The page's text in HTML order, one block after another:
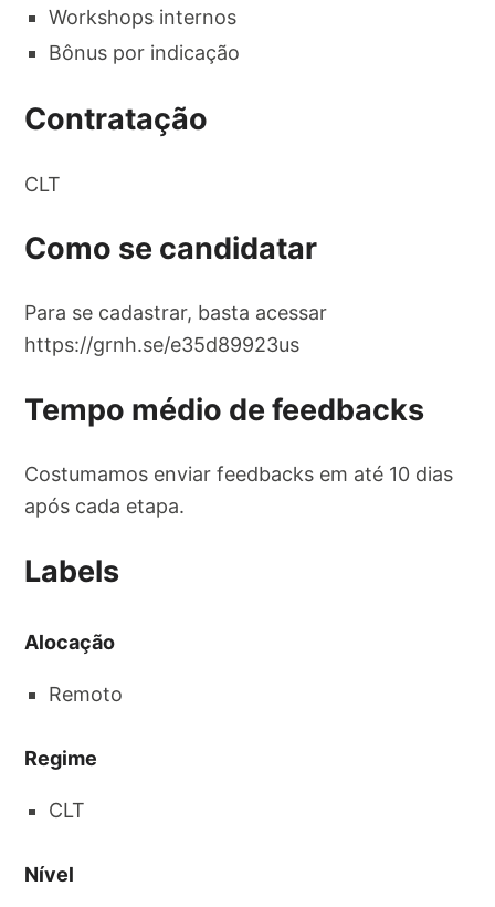
Workshops internos
Bônus por indicação
Contratação
CLT
Como se candidatar
Para se cadastrar, basta acessar
https://grnh.se/e35d89923us
Tempo médio de feedbacks
Costumamos enviar feedbacks em até 10 dias
após cada etapa.
Labels
Alocação
Remoto
Regime
CLT
Nível